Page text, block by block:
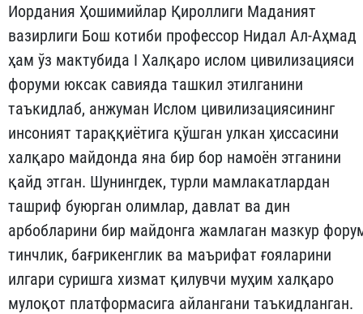
Иордания Ҳошимийлар Қироллиги Маданият
вазирлиги Бош котиби профессор Нидал Ал-Аҳмад
ҳам ўз мактубида I Халқаро ислом цивилизацияси
форуми юксак савияда ташкил этилганини
таъкидлаб, анжуман Ислом цивилизациясининг
инсоният тараққиётига қўшган улкан ҳиссасини
халқаро майдонда яна бир бор намоён этганини
қайд этган. Шунингдек, турли мамлакатлардан
ташриф буюрган олимлар, давлат ва дин
арбобларини бир майдонга жамлаган мазкур
тинчлик, бағрикенглик ва маърифат ғояларини
илгари суришга хизмат қилувчи муҳим халқаро
мулоқот платформасига айлангани таъкидланган.